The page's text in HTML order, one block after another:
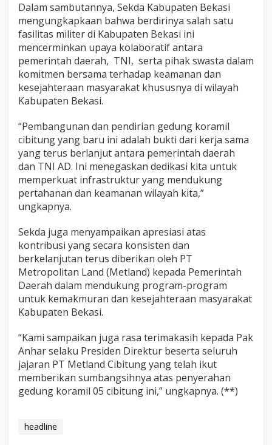
Dalam sambutannya, Sekda Kabupaten Bekasi
mengungkapkaan bahwa berdirinya salah satu
fasilitas militer di Kabupaten Bekasi ini
mencerminkan upaya kolaboratif antara
pemerintah daerah, TNI, serta pihak swasta dalam
komitmen bersama terhadap keamanan dan
kesejahteraan masyarakat khususnya di wilayah
Kabupaten Bekasi.
“Pembangunan dan pendirian gedung koramil
cibitung yang baru ini adalah bukti dari kerja sama
yang terus berlanjut antara pemerintah daerah
dan TNI AD. Ini menegaskan dedikasi kita untuk
memperkuat infrastruktur yang mendukung
pertahanan dan keamanan wilayah kita,”
ungkapnya.
Sekda juga menyampaikan apresiasi atas
kontribusi yang secara konsisten dan
berkelanjutan terus diberikan oleh PT
Metropolitan Land (Metland) kepada Pemerintah
Daerah dalam mendukung program-program
untuk kemakmuran dan kesejahteraan masyarakat
Kabupaten Bekasi.
“Kami sampaikan juga rasa terimakasih kepada Pak
Anhar selaku Presiden Direktur beserta seluruh
jajaran PT Metland Cibitung yang telah ikut
memberikan sumbangsihnya atas penyerahan
gedung koramil 05 cibitung ini,” ungkapnya. (**)
headline